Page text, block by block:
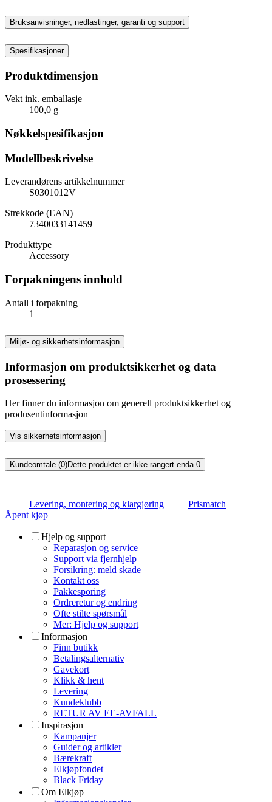
Bruksanvisninger, nedlastinger, garanti og support
Spesifikasjoner
Produktdimensjon
Vekt ink. emballasje
100,0 g
Nøkkelspesifikasjon
Modellbeskrivelse
Leverandørens artikkelnummer
S0301012V
Strekkode (EAN)
7340033141459
Produkttype
Accessory
Forpakningens innhold
Antall i forpakning
1
Miljø- og sikkerhetsinformasjon
Informasjon om produktsikkerhet og data
prosessering
Her finner du informasjon om generell produktsikkerhet og
produsentinformasjon
Vis sikkerhetsinformasjon
Kundeomtale (0)Dette produktet er ikke rangert enda.0
Levering, montering og klargjøring
Prismatch
Åpent kjøp
Hjelp og support
Reparasjon og service
Support via fjernhjelp
Forsikring: meld skade
Kontakt oss
Pakkesporing
Ordreretur og endring
Ofte stilte spørsmål
Mer: Hjelp og support
Informasjon
Finn butikk
Betalingsalternativ
Gavekort
Klikk & hent
Levering
Kundeklubb
RETUR AV EE-AVFALL
Inspirasjon
Kampanjer
Guider og artikler
Bærekraft
Elkjøpfondet
Black Friday
Om Elkjøp